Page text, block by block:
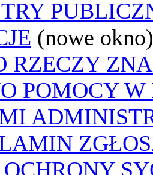
(nowe okno)
RZECZY
POMOCY